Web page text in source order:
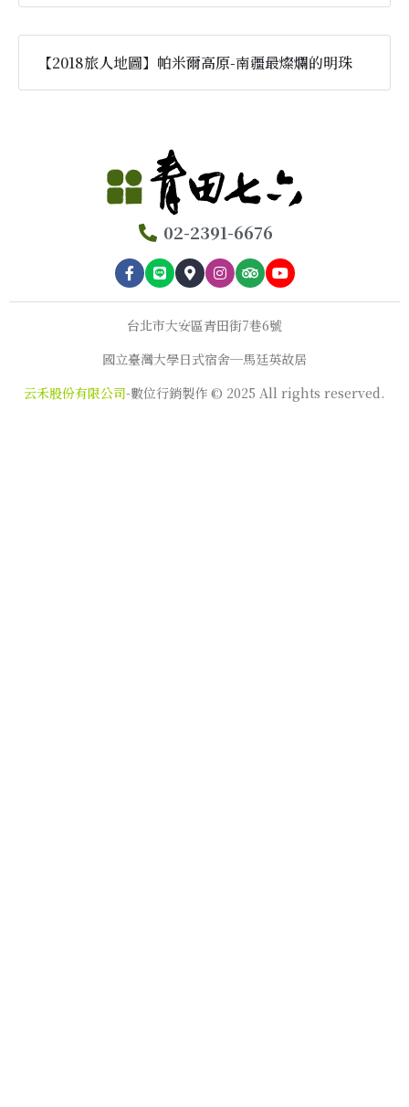
【2018旅人地圖】帕米爾高原-南疆最燦爛的明珠
02-2391-6676
台北市大安區青田街7巷6號
國立臺灣大學日式宿舍─馬廷英故居
云禾股份有限公司-數位行銷製作 © 2025 All rights reserved.